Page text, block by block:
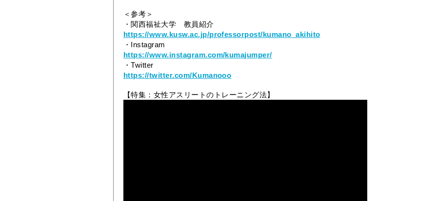
＜参考＞
・関西福祉大学 教員紹介
https://www.kusw.ac.jp/professorpost/kumano_akihito
・Instagram
https://www.instagram.com/kumajumper/
・Twitter
https://twitter.com/Kumanooo
【特集：女性アスリートのトレーニング法】